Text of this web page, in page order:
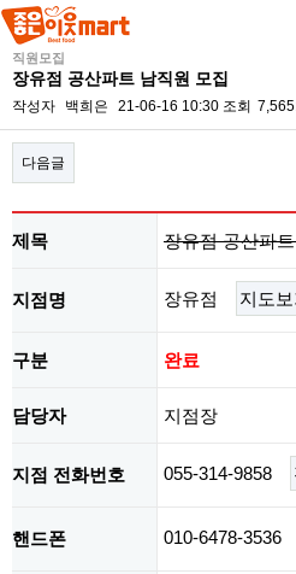
직원모집
장유점 공산파트 남직원 모집
작성자 백희은 21-06-16 10:30 조회 7,565
다음글
제목 장유점 공산파
지점명 장유점 지도보
구분 완료
담당자 지점장
지점 전화번호 055-314-9858
핸드폰 010-6478-3536